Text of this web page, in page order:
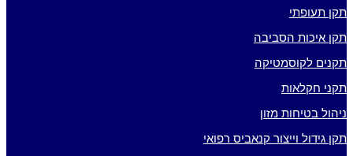
תקן תעופתי
תקן איכות הסביבה
תקנים לקוסמטיקה
תקני חקלאות
ניהול בטיחות מזון
תקן גידול וייצור קנאביס רפואי